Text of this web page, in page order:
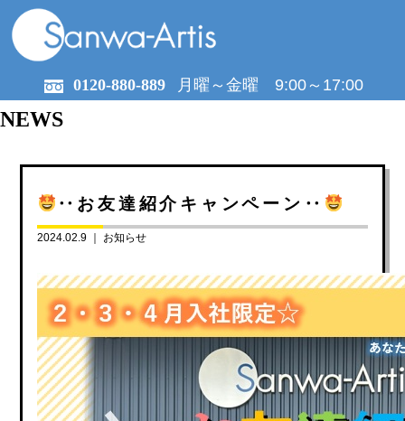
0120-880-889 月曜～金曜 9:00～17:00
NEWS
‥お友達紹介キャンペーン‥
2024.02.9 ｜ お知らせ